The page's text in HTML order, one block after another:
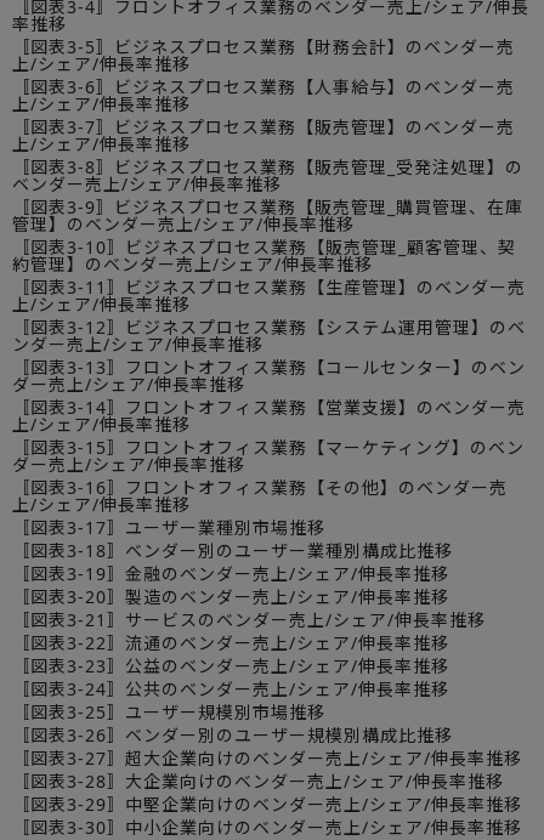
〚図表3-4〛フロントオフィス業務のベンダー売上/シェア/伸長
率推移
〚図表3-5〛ビジネスプロセス業務【財務会計】のベンダー売
上/シェア/伸長率推移
〚図表3-6〛ビジネスプロセス業務【人事給与】のベンダー売
上/シェア/伸長率推移
〚図表3-7〛ビジネスプロセス業務【販売管理】のベンダー売
上/シェア/伸長率推移
〚図表3-8〛ビジネスプロセス業務【販売管理_受発注処理】の
ベンダー売上/シェア/伸長率推移
〚図表3-9〛ビジネスプロセス業務【販売管理_購買管理、在庫
管理】のベンダー売上/シェア/伸長率推移
〚図表3-10〛ビジネスプロセス業務【販売管理_顧客管理、契
約管理】のベンダー売上/シェア/伸長率推移
〚図表3-11〛ビジネスプロセス業務【生産管理】のベンダー売
上/シェア/伸長率推移
〚図表3-12〛ビジネスプロセス業務【システム運用管理】のベ
ンダー売上/シェア/伸長率推移
〚図表3-13〛フロントオフィス業務【コールセンター】のベン
ダー売上/シェア/伸長率推移
〚図表3-14〛フロントオフィス業務【営業支援】のベンダー売
上/シェア/伸長率推移
〚図表3-15〛フロントオフィス業務【マーケティング】のベン
ダー売上/シェア/伸長率推移
〚図表3-16〛フロントオフィス業務【その他】のベンダー売
上/シェア/伸長率推移
〚図表3-17〛ユーザー業種別市場推移
〚図表3-18〛ベンダー別のユーザー業種別構成比推移
〚図表3-19〛金融のベンダー売上/シェア/伸長率推移
〚図表3-20〛製造のベンダー売上/シェア/伸長率推移
〚図表3-21〛サービスのベンダー売上/シェア/伸長率推移
〚図表3-22〛流通のベンダー売上/シェア/伸長率推移
〚図表3-23〛公益のベンダー売上/シェア/伸長率推移
〚図表3-24〛公共のベンダー売上/シェア/伸長率推移
〚図表3-25〛ユーザー規模別市場推移
〚図表3-26〛ベンダー別のユーザー規模別構成比推移
〚図表3-27〛超大企業向けのベンダー売上/シェア/伸長率推移
〚図表3-28〛大企業向けのベンダー売上/シェア/伸長率推移
〚図表3-29〛中堅企業向けのベンダー売上/シェア/伸長率推移
〚図表3-30〛中小企業向けのベンダー売上/シェア/伸長率推移